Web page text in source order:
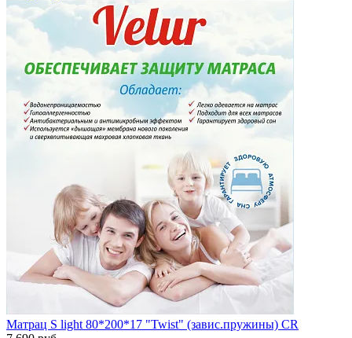
Матрац S light 80*200*17 "Twist" (завис.пружины) CR